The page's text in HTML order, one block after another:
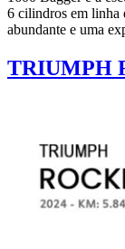
6 cilindros em linha
abundante e uma
TRIUMPH